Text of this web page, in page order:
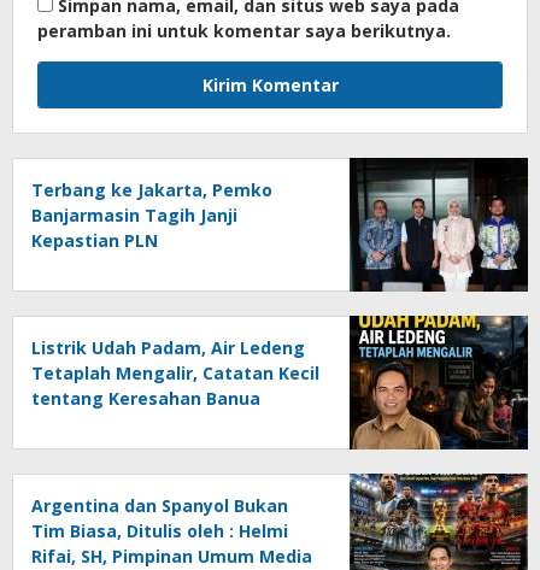
Simpan nama, email, dan situs web saya pada
peramban ini untuk komentar saya berikutnya.
Terbang ke Jakarta, Pemko
Banjarmasin Tagih Janji
Kepastian PLN
Listrik Udah Padam, Air Ledeng
Tetaplah Mengalir, Catatan Kecil
tentang Keresahan Banua
Ancaman Lingkungan, Oleh :
Helmi Rifai, SH
Argentina dan Spanyol Bukan
Tim Biasa, Ditulis oleh : Helmi
Rifai, SH, Pimpinan Umum Media